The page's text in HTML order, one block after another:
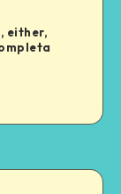
either,